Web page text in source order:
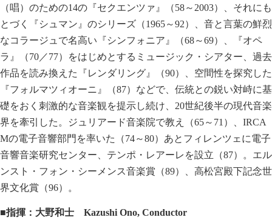
（唱）のための14の『セクエンツァ』（58～2003）、それにも
とづく『シュマン』のシリーズ（1965～92）、音と言葉の鮮烈
なコラージュで名高い『シンフォニア』（68～69）、『オペ
ラ』（70／77）をはじめとするミュージック・シアター、過去
作品を読み換えた『レンダリング』（90）、空間性を探究した
『フォルマツィオーニ』（87）などで、伝統との鋭い対峙に基
礎をおく刺激的な音楽観を提示し続け、20世紀後半の現代音楽
界を牽引した。ジュリアード音楽院で教え（65～71）、IRCA
Mの電子音響部門を率いた（74～80）あとフィレンツェに電子
音響音楽研究センター、テンポ・レアーレを設立（87）。エル
ンスト・フォン・シーメンス音楽賞（89）、高松宮殿下記念世
界文化賞（96）。
■指揮：大野和士 Kazushi Ono, Conductor